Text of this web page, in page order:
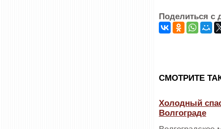
Поделиться с
CМОТРИТЕ
Холодный
Волгограде